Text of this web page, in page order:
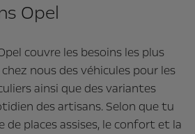
Opel
couvre les besoins les plus
nous des véhicules pour les
ainsi que des variantes
des artisans. Selon que tu
de places assises, le confort et la